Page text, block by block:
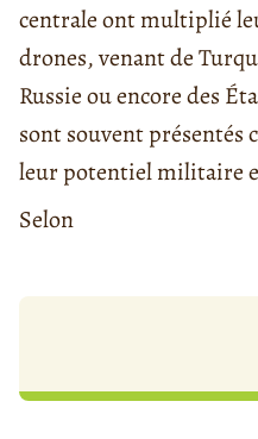
centrale ont multiplié
drones, venant de
Russie ou encore des
sont souvent présentés
leur potentiel militaire
Selon